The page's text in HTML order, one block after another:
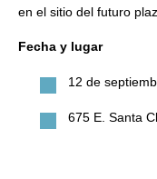
en el sitio del futuro
Fecha y lugar
12 de
675 E. Santa